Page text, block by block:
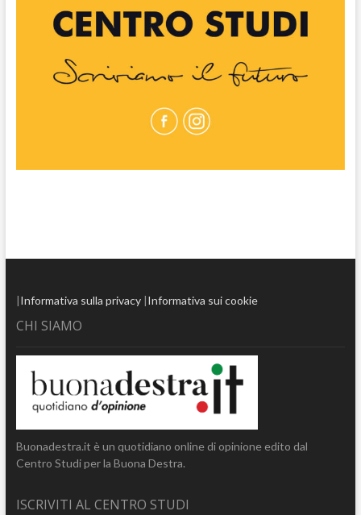
|Informativa sulla privacy|Informativa sui cookie
CHI SIAMO
Buonadestra.it è un quotidiano online di opinione edito dal
Centro Studi per la Buona Destra.
ISCRIVITI AL CENTRO STUDI